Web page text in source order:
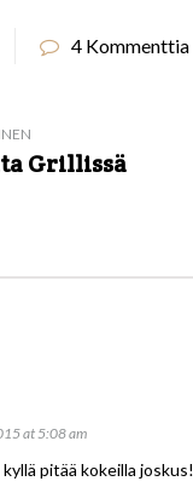
4 Kommenttia
Grillissä
at 5:08 am
pitää kokeilla joskus!